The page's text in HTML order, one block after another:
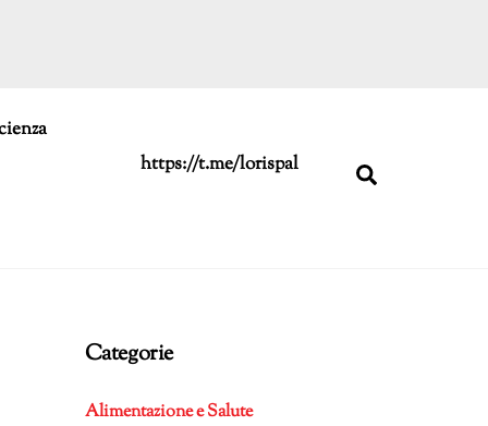
https://t.me/lorispal
Categorie
Alimentazione e Salute